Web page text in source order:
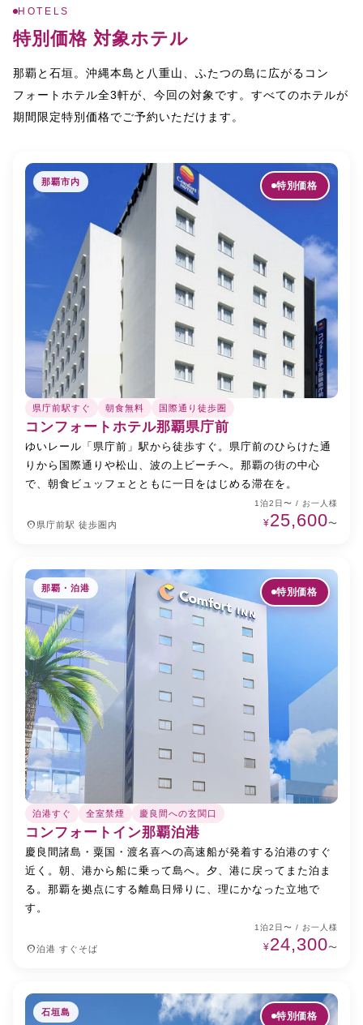
HOTELS
特別価格 対象ホテル
那覇と石垣。沖縄本島と八重山、ふたつの島に広がるコン
フォートホテル全3軒が、今回の対象です。すべてのホテルが
期間限定特別価格でご予約いただけます。
那覇市内 特別価格
県庁前駅すぐ 朝食無料 国際通り徒歩圏
コンフォートホテル那覇県庁前
ゆいレール「県庁前」駅から徒歩すぐ。県庁前のひらけた通
りから国際通りや松山、波の上ビーチへ。那覇の街の中心
で、朝食ビュッフェとともに一日をはじめる滞在を。
place 県庁前駅 徒歩圏内
1泊2日〜 / お一人様
¥25,600〜
那覇・泊港 特別価格
泊港すぐ 全室禁煙 慶良間への玄関口
コンフォートイン那覇泊港
慶良間諸島・粟国・渡名喜への高速船が発着する泊港のすぐ
近く。朝、港から船に乗って島へ。夕、港に戻ってまた泊ま
る。那覇を拠点にする離島日帰りに、理にかなった立地で
す。
place泊港 すぐそば
1泊2日〜 / お一人様
¥24,300〜
石垣島 特別価格